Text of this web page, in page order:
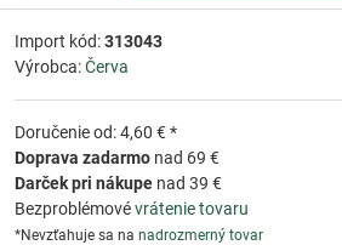
Import kód:313043
Výrobca:Červa
Doručenie od: 4,60 € *
Doprava zadarmo nad 69 €
Darček pri nákupe nad 39 €
Bezproblémovévrátenie tovaru
*Nevzťahuje sa na nadrozmerný tovar